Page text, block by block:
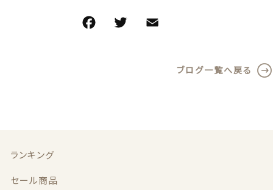
ブログ一覧へ戻る
ランキング
セール商品